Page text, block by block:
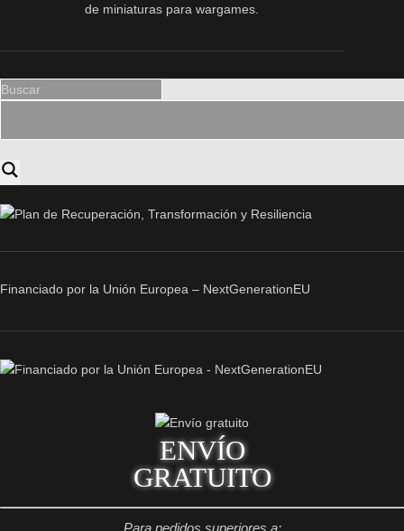
de miniaturas para wargames.
Financiado por la Unión Europea – NextGenerationEU
ENVÍO
GRATUITO
Para pedidos superiores a: